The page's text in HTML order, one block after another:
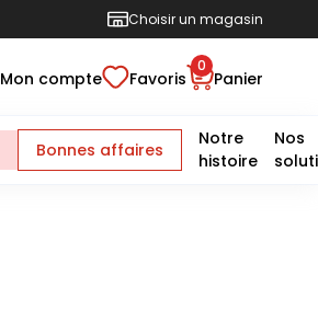
Choisir un magasin
Mon compte Favoris
0
Panier
Bonnes affaires
Notre
histoire
Nos